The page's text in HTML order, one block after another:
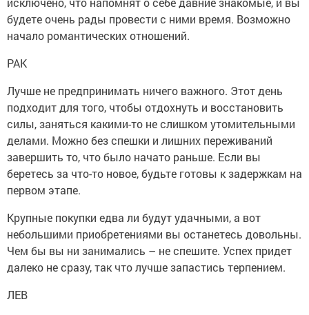
будете очень рады провести с ними время. Возможно
начало романтических отношений.
РАК
Лучше не предпринимать ничего важного. Этот день
подходит для того, чтобы отдохнуть и восстановить
силы, заняться какими-то не слишком утомительными
делами. Можно без спешки и лишних переживаний
завершить то, что было начато раньше. Если вы
беретесь за что-то новое, будьте готовы к задержкам на
первом этапе.
Крупные покупки едва ли будут удачными, а вот
небольшими приобретениями вы останетесь довольны.
Чем бы вы ни занимались – не спешите. Успех придет
далеко не сразу, так что лучше запастись терпением.
ЛЕВ